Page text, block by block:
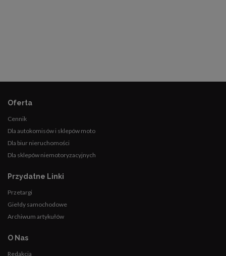
Oferta
Cennik
Dla autokomisów i sklepów moto
Dla biur nieruchomości
Dla sklepów niemotoryzacyjnych
Przydatne Linki
Przetargi
Giełdy samochodowe
Archiwum artykułów
O Nas
Redakcja